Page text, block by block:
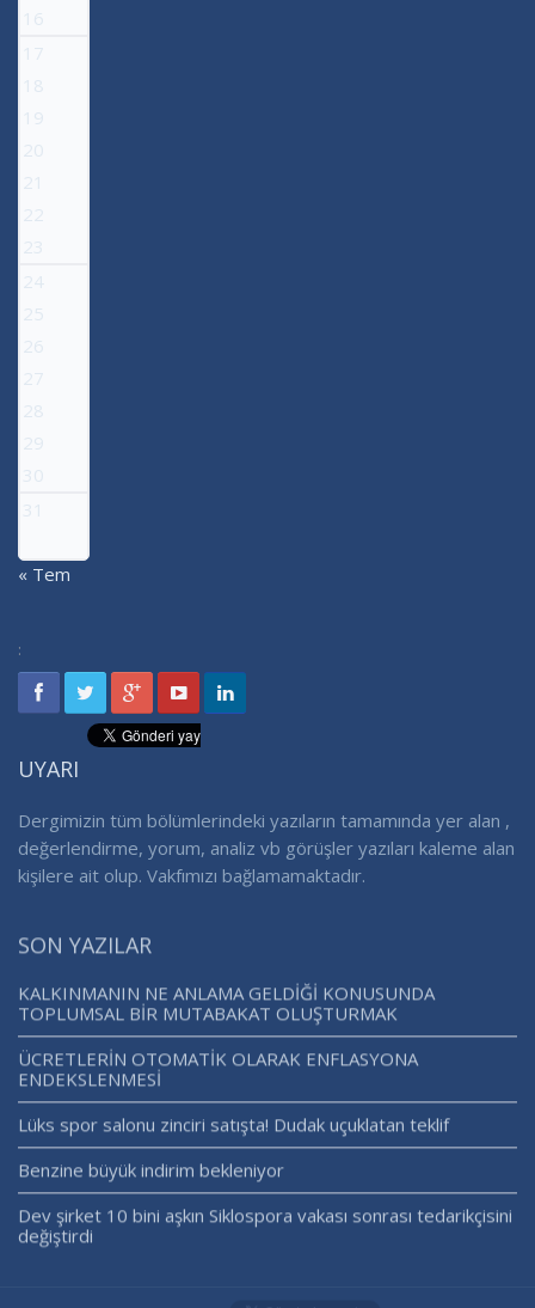
16
17
18
19
20
21
22
23
24
25
26
27
28
29
30
31
« Tem
:
UYARI
Dergimizin tüm bölümlerindeki yazıların tamamında yer alan ,
değerlendirme, yorum, analiz vb görüşler yazıları kaleme alan
kişilere ait olup. Vakfımızı bağlamamaktadır.
SON YAZILAR
KALKINMANIN NE ANLAMA GELDİĞİ KONUSUNDA
TOPLUMSAL BİR MUTABAKAT OLUŞTURMAK
ÜCRETLERİN OTOMATİK OLARAK ENFLASYONA
ENDEKSLENMESİ
Lüks spor salonu zinciri satışta! Dudak uçuklatan teklif
Benzine büyük indirim bekleniyor
Dev şirket 10 bini aşkın Siklospora vakası sonrası tedarikçisini
değiştirdi